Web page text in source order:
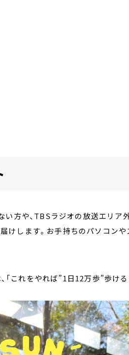
い方や、TBSラジオの放送エリア
けします。お手持ちのパソコン
「これをやれば”1日12万歩”歩ける